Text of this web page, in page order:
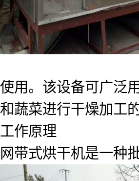
使用。该设备可广泛
和蔬菜进行干燥加工
工作原理
网带式烘干机是一种